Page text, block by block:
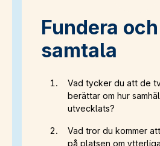
Fundera och
samtala
Vad tycker du att de
berättar om hur
utvecklats?
Vad tror du kommer
på platsen om